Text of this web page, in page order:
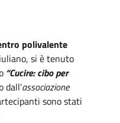
polivalente
si è tenuto
“Cucire: cibo per
dall’associazione
sono stati